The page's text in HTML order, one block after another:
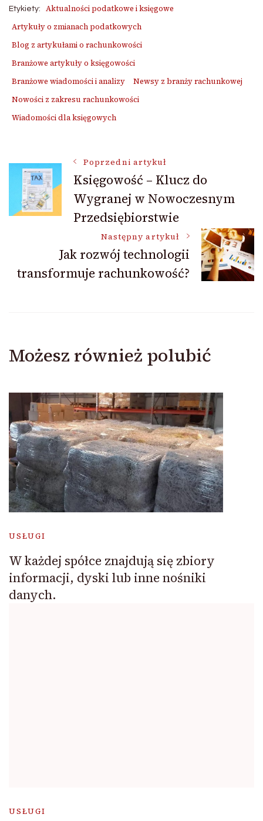
Etykiety:
Aktualności podatkowe i księgowe
Artykuły o zmianach podatkowych
Blog z artykułami o rachunkowości
Branżowe artykuły o księgowości
Branżowe wiadomości i analizy
Newsy z branży rachunkowej
Nowości z zakresu rachunkowości
Wiadomości dla księgowych
Nawigacja
wpisu
Poprzedni artykuł
Księgowość – Klucz do
Wygranej w Nowoczesnym
Przedsiębiorstwie
Następny artykuł
Jak rozwój technologii
transformuje rachunkowość?
Możesz również polubić
USŁUGI
W każdej spółce znajdują się zbiory
informacji, dyski lub inne nośniki
danych.
USŁUGI